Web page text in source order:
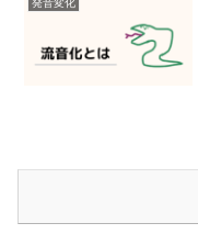
発音変化